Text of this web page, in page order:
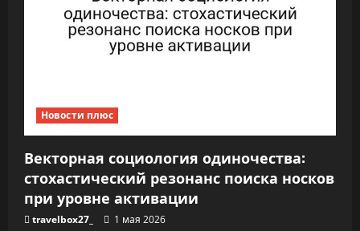
Новости плюс
Векторная социология одиночества:
стохастический резонанс поиска носков
при уровне активации
travelbox27_ 1 мая 2026